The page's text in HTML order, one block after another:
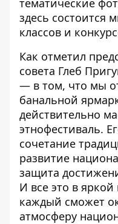
тематические
здесь состоится
классов и
Как отметил
совета Глеб
— в том, что мы
банальной
действительно
этнофестиваль.
сочетание
развитие
защита
И все это в
каждый сможет
атмосферу